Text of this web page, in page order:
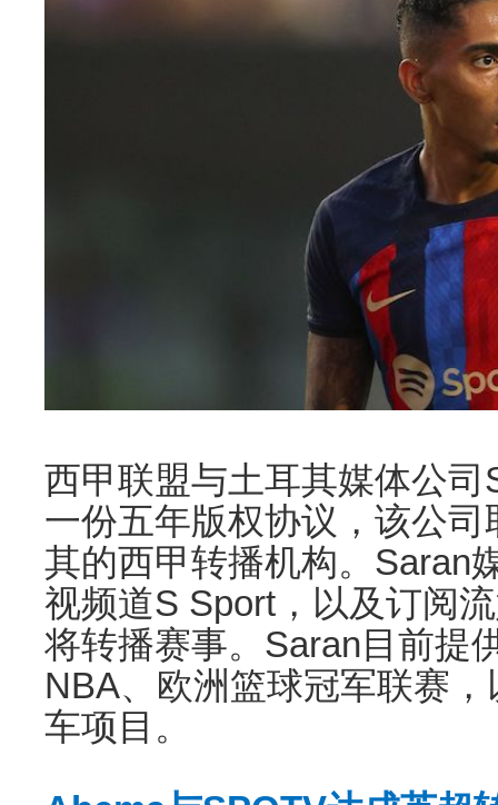
西甲联盟与土耳其媒体公
一份五年版权协议，该公
其的西甲转播机构。Saran
视频道S Sport，以及订阅
将转播赛事。Saran目前提
NBA、欧洲篮球冠军联赛
车项目。